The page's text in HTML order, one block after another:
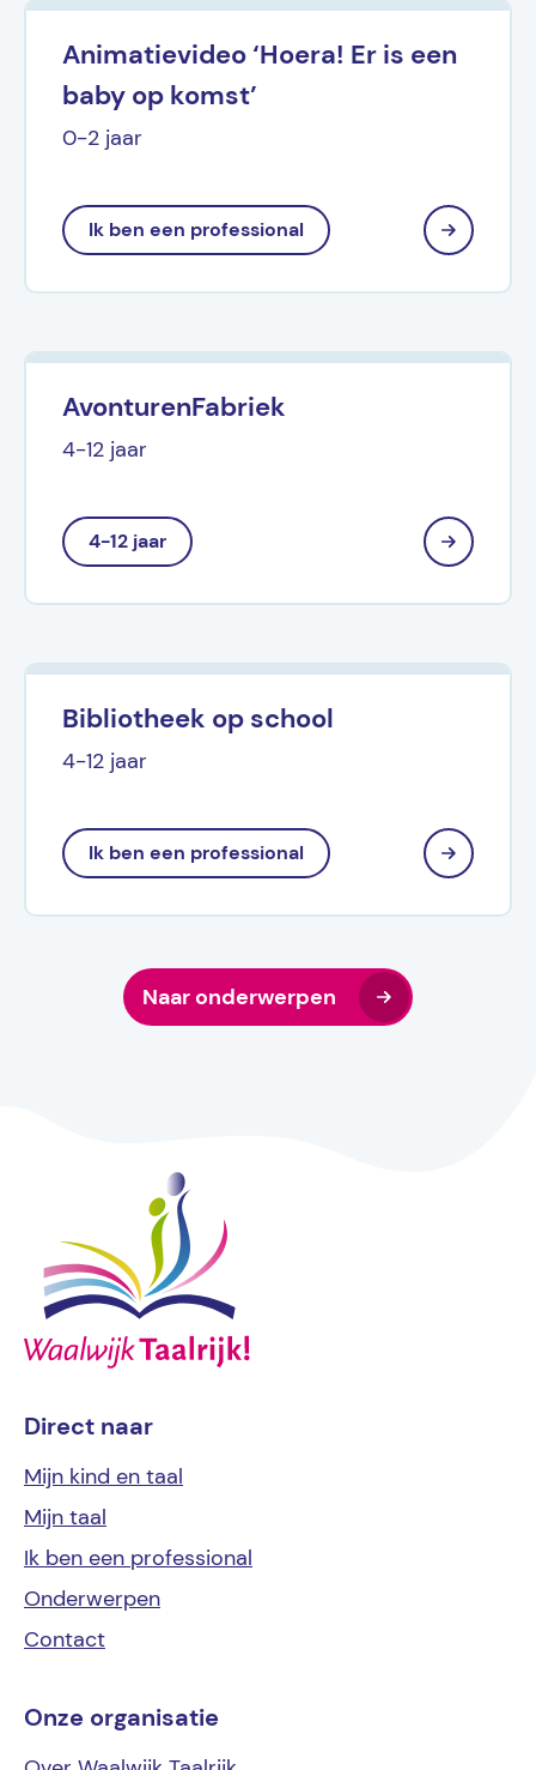
Animatievideo ‘Hoera! Er is een
baby op komst’
0-2 jaar
Ik ben een professional
AvonturenFabriek
4-12 jaar
4-12 jaar
Bibliotheek op school
4-12 jaar
Ik ben een professional
Naar onderwerpen
Direct naar
Mijn kind en taal
Mijn taal
Ik ben een professional
Onderwerpen
Contact
Onze organisatie